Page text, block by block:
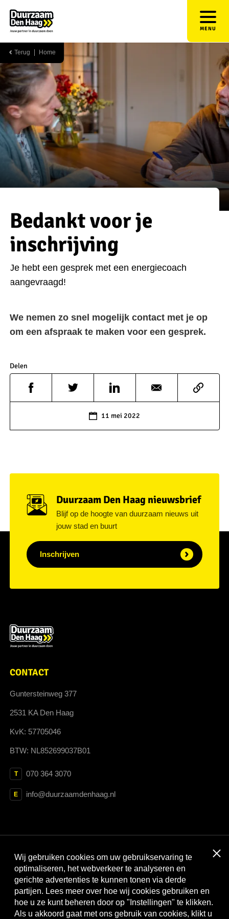
MENU
Terug Home
Bedankt voor je
inschrijving
Je hebt een gesprek met een energiecoach
aangevraagd!
We nemen zo snel mogelijk contact met je op
om een afspraak te maken voor een gesprek.
Delen
11 mei 2022
Duurzaam Den Haag nieuwsbrief
Blijf op de hoogte van duurzaam nieuws uit
jouw stad en buurt
Inschrijven
CONTACT
Guntersteinweg 377
2531 KA Den Haag
KvK: 57705046
BTW: NL852699037B01
T 070 364 3070
E info@duurzaamdenhaag.nl
Met dank aan:
Wij gebruiken cookies om uw gebruikservaring te
optimaliseren, het webverkeer te analyseren en
gerichte advertenties te kunnen tonen via derde
partijen. Lees meer over hoe wij cookies gebruiken en
hoe u ze kunt beheren door op "Instellingen" te klikken.
Als u akkoord gaat met ons gebruik van cookies, klikt u